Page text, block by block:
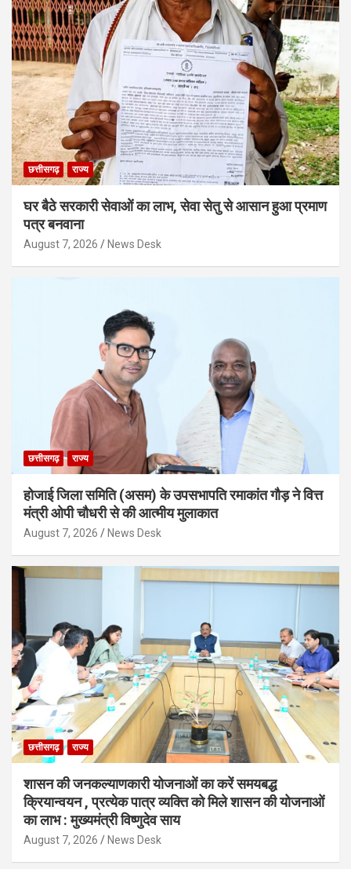
छत्तीसगढ़ राज्य
घर बैठे सरकारी सेवाओं का लाभ, सेवा सेतु से आसान हुआ प्रमाण
पत्र बनवाना
August 7, 2026 News Desk
छत्तीसगढ़ राज्य
होजाई जिला समिति (असम) के उपसभापति रमाकांत गौड़ ने वित्त
मंत्री ओपी चौधरी से की आत्मीय मुलाकात
August 7, 2026 News Desk
छत्तीसगढ़ राज्य
शासन की जनकल्याणकारी योजनाओं का करें समयबद्ध
क्रियान्वयन , प्रत्येक पात्र व्यक्ति को मिले शासन की योजनाओं
का लाभ : मुख्यमंत्री विष्णुदेव साय
August 7, 2026 News Desk